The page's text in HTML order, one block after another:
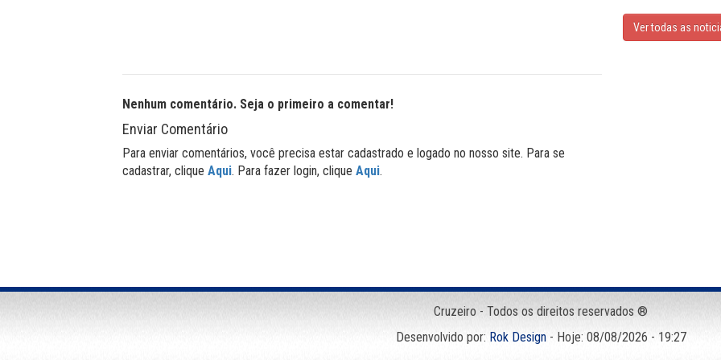
Nenhum comentário. Seja o primeiro a comentar!
Enviar Comentário
Para enviar comentários, você precisa estar cadastrado e logado no nosso site. Para se
cadastrar, clique Aqui. Para fazer login, clique Aqui.
Ver todas as
Cruzeiro - Todos os direitos reservados ®
Desenvolvido por: Rok Design- Hoje: 08/08/2026 - 19:27